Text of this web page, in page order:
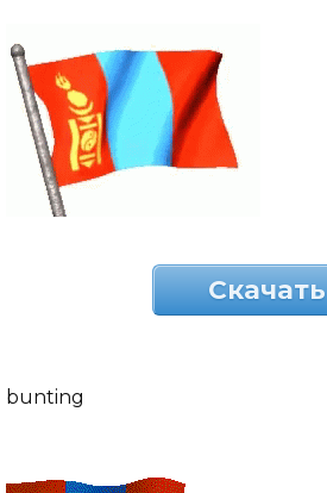
Скачать
bunting